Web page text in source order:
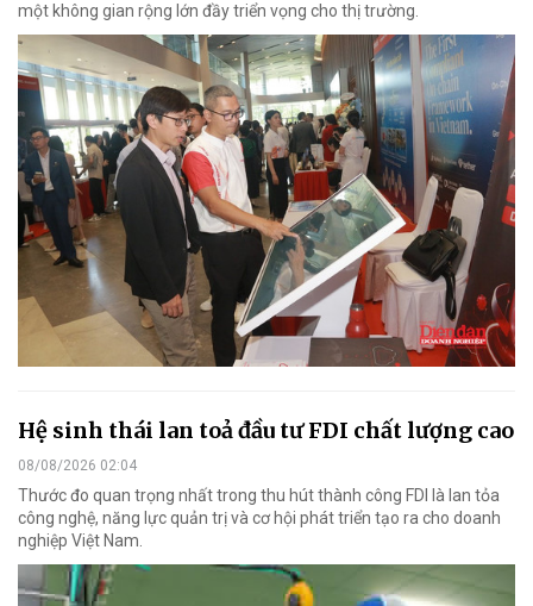
một không gian rộng lớn đầy triển vọng cho thị trường.
Hệ sinh thái lan toả đầu tư FDI chất lượng cao
08/08/2026 02:04
Thước đo quan trọng nhất trong thu hút thành công FDI là lan tỏa
công nghệ, năng lực quản trị và cơ hội phát triển tạo ra cho doanh
nghiệp Việt Nam.